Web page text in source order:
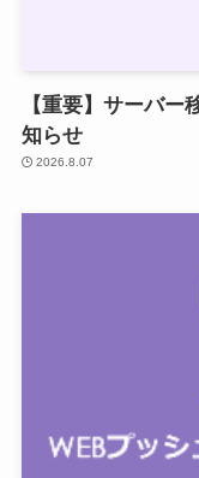
【重要】サーバ
知らせ
2026.8.07